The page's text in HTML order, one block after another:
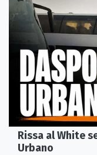
Rissa al White
Urbano